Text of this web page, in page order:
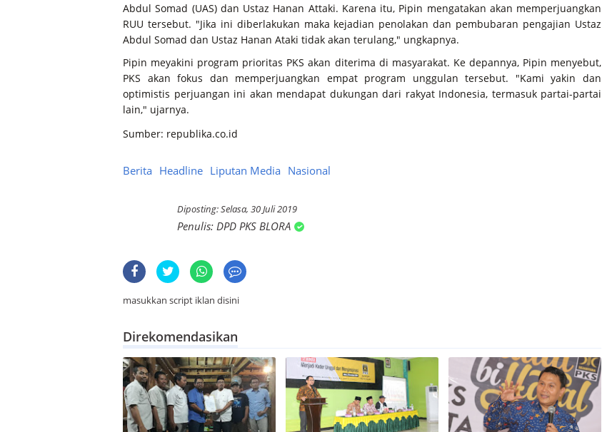
Abdul Somad (UAS) dan Ustaz Hanan Attaki. Karena itu, Pipin mengatakan akan memperjuangkan
RUU tersebut. "Jika ini diberlakukan maka kejadian penolakan dan pembubaran pengajian Ustaz
Abdul Somad dan Ustaz Hanan Ataki tidak akan terulang," ungkapnya.
Pipin meyakini program prioritas PKS akan diterima di masyarakat. Ke depannya, Pipin menyebut,
PKS akan fokus dan memperjuangkan empat program unggulan tersebut. "Kami yakin dan
optimistis perjuangan ini akan mendapat dukungan dari rakyat Indonesia, termasuk partai-partai
lain," ujarnya.
Sumber: republika.co.id
Berita Headline Liputan Media Nasional
Selasa, 30 Juli 2019
DPD PKS BLORA
masukkan script iklan disini
Direkomendasikan